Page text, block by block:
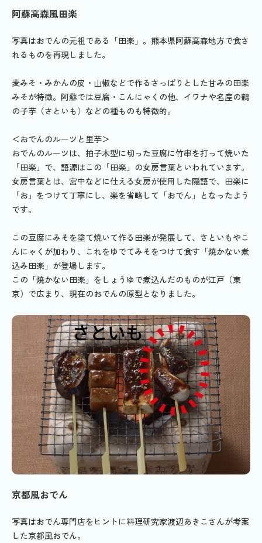
阿蘇高森風田楽
写真はおでんの元祖である「田楽」。熊本県阿蘇高森地方で食さ
れるものを再現しました。
麦みそ・みかんの皮・山椒などで作るさっぱりとした甘みの田楽
みそが特徴。阿蘇では豆腐・こんにゃくの他、イワナや名産の鶴
の子芋（さといも）などの種ものも特徴的。
＜おでんのルーツと里芋＞
おでんのルーツは、拍子木型に切った豆腐に竹串を打って焼いた
「田楽」で、語源はこの「田楽」の女房言葉といわれています。
女房言葉とは、宮中などに仕える女房が使用した隠語で、田楽に
「お」をつけて丁寧にし、楽を省略して「おでん」となったよう
です。
この豆腐にみそを塗て焼いて作る田楽が発展して、さといもやこ
んにゃくが加わり、これをゆでてみそをつけて食す「焼かない煮
込み田楽」が登場します。
この「焼かない田楽」をしょうゆで煮込んだのものが江戸（東
京）で広まり、現在のおでんの原型となりました。
京都風おでん
写真はおでん専門店をヒントに料理研究家渡辺あきこさんが考案
した京都風おでん。